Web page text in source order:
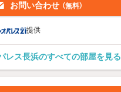
お問い合わせ （無料）
提供
レス長浜のすべての部屋を見る